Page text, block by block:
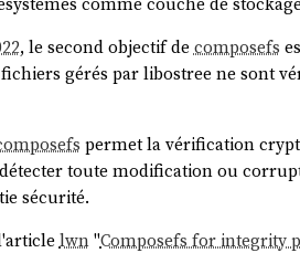
, le second objectif de composefs
gérés par libostree ne sont
permet la vérification
détecter toute modification ou
sécurité.
lwn"Composefs for integrity